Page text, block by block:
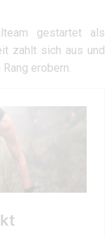
gestartet als
zahlt sich aus und
erobern.